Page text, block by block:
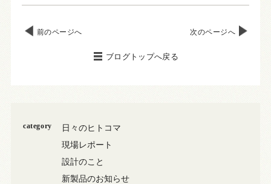
前のページへ 次のページへ
ブログトップへ戻る
category
日々のヒトコマ
現場レポート
設計のこと
新製品のお知らせ